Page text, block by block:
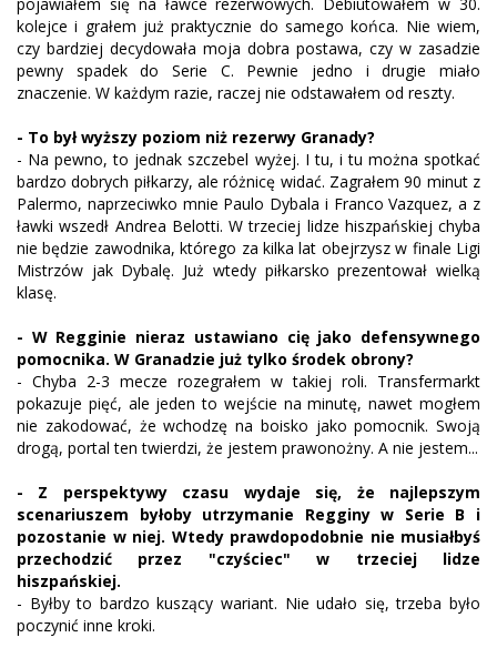
kolejce i grałem już praktycznie do samego końca. Nie wiem,
czy bardziej decydowała moja dobra postawa, czy w zasadzie
pewny spadek do Serie C. Pewnie jedno i drugie miało
znaczenie. W każdym razie, raczej nie odstawałem od reszty.
- To był wyższy poziom niż rezerwy Granady?
- Na pewno, to jednak szczebel wyżej. I tu, i tu można spotkać
bardzo dobrych piłkarzy, ale różnicę widać. Zagrałem 90 minut z
Palermo, naprzeciwko mnie Paulo Dybala i Franco Vazquez, a z
ławki wszedł Andrea Belotti. W trzeciej lidze hiszpańskiej chyba
nie będzie zawodnika, którego za kilka lat obejrzysz w finale Ligi
Mistrzów jak Dybalę. Już wtedy piłkarsko prezentował wielką
klasę.
- W Regginie nieraz ustawiano cię jako defensywnego
pomocnika. W Granadzie już tylko środek obrony?
- Chyba 2-3 mecze rozegrałem w takiej roli. Transfermarkt
pokazuje pięć, ale jeden to wejście na minutę, nawet mogłem
nie zakodować, że wchodzę na boisko jako pomocnik. Swoją
drogą, portal ten twierdzi, że jestem prawonożny. A nie jestem...
- Z perspektywy czasu wydaje się, że najlepszym
scenariuszem byłoby utrzymanie Regginy w Serie B i
pozostanie w niej. Wtedy prawdopodobnie nie musiałbyś
przechodzić przez "czyściec" w trzeciej lidze
hiszpańskiej.
- Byłby to bardzo kuszący wariant. Nie udało się, trzeba było
poczynić inne kroki.